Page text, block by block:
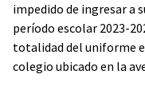
impedido de ingresar a
período escolar 2023-
totalidad del uniforme
colegio ubicado en la